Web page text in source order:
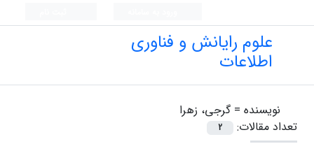
علوم رایانش و فناوری
اطلاعات
نویسنده =گرجی، زهرا
تعداد مقالات:
2